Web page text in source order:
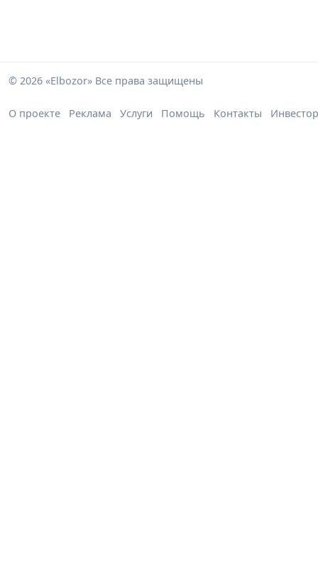
© 2026 «Elbozor» Все права защищены
О проекте Реклама Услуги Помощь Контакты